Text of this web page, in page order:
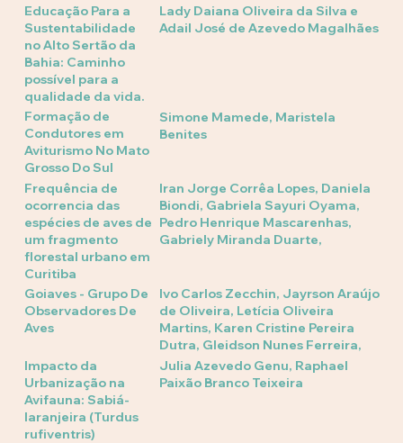
Educação Para a
Sustentabilidade
no Alto Sertão da
Bahia: Caminho
possível para a
qualidade da vida.
Lady Daiana Oliveira da Silva e
Adail José de Azevedo Magalhães
Formação de
Condutores em
Aviturismo No Mato
Grosso Do Sul
Simone Mamede, Maristela
Benites
Frequência de
ocorrencia das
espécies de aves de
um fragmento
florestal urbano em
Curitiba
Iran Jorge Corrêa Lopes, Daniela
Biondi, Gabriela Sayuri Oyama,
Pedro Henrique Mascarenhas,
Gabriely Miranda Duarte,
Goiaves - Grupo De
Observadores De
Aves
Ivo Carlos Zecchin, Jayrson Araújo
de Oliveira, Letícia Oliveira
Martins, Karen Cristine Pereira
Dutra, Gleidson Nunes Ferreira,
Impacto da
Urbanização na
Avifauna: Sabiá-
laranjeira (Turdus
rufiventris)
Julia Azevedo Genu, Raphael
Paixão Branco Teixeira